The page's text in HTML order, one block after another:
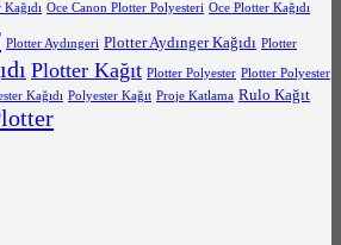
Oce Canon Plotter Polyesteri Oce Plotter Kağıdı
Plotter Aydıngeri Plotter Aydınger Kağıdı Plotter
Plotter Kağıt Plotter Polyester Plotter Polyester
Kağıdı Polyester Kağıt Proje Katlama Rulo Kağıt